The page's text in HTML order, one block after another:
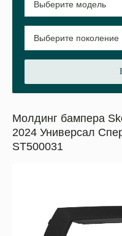
Молдинг бампера
2024 Универсал
ST500031